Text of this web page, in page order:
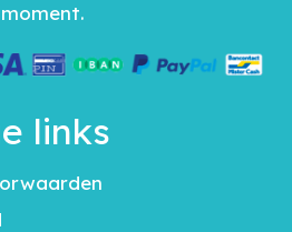
moment.
links